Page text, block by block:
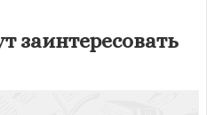
заинтересовать